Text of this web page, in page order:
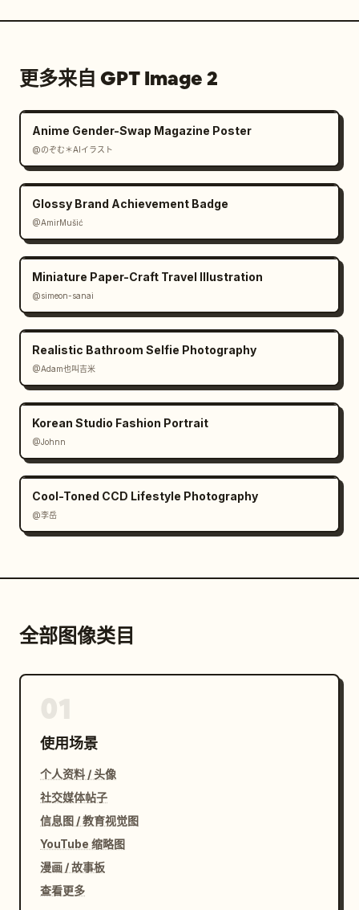
更多来自 GPT Image 2
Anime Gender-Swap Magazine Poster
@のぞむ＊AIイラスト
Glossy Brand Achievement Badge
@AmirMušić
Miniature Paper-Craft Travel Illustration
@simeon-sanai
Realistic Bathroom Selfie Photography
@Adam也叫吉米
Korean Studio Fashion Portrait
@Johnn
Cool-Toned CCD Lifestyle Photography
@李岳
全部图像类目
使用场景
个人资料 / 头像
社交媒体帖子
信息图 / 教育视觉图
YouTube 缩略图
漫画 / 故事板
查看更多